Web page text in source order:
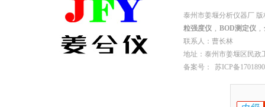
泰州市姜堰分析仪器厂
粒强度仪 , BOD测定仪 ,
联系人：曹长林
地址：泰州市姜堰区民政
备案号：
苏ICP备